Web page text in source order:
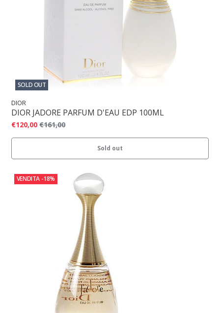
SOLD OUT
DIOR
DIOR JADORE PARFUM D'EAU EDP 100ML
€120,00 €161,00
Sold out
VENDITA -18%